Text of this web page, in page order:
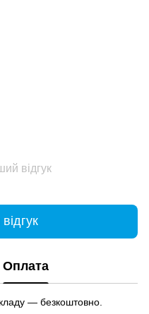
відгук
Оплата
— безкоштовно.